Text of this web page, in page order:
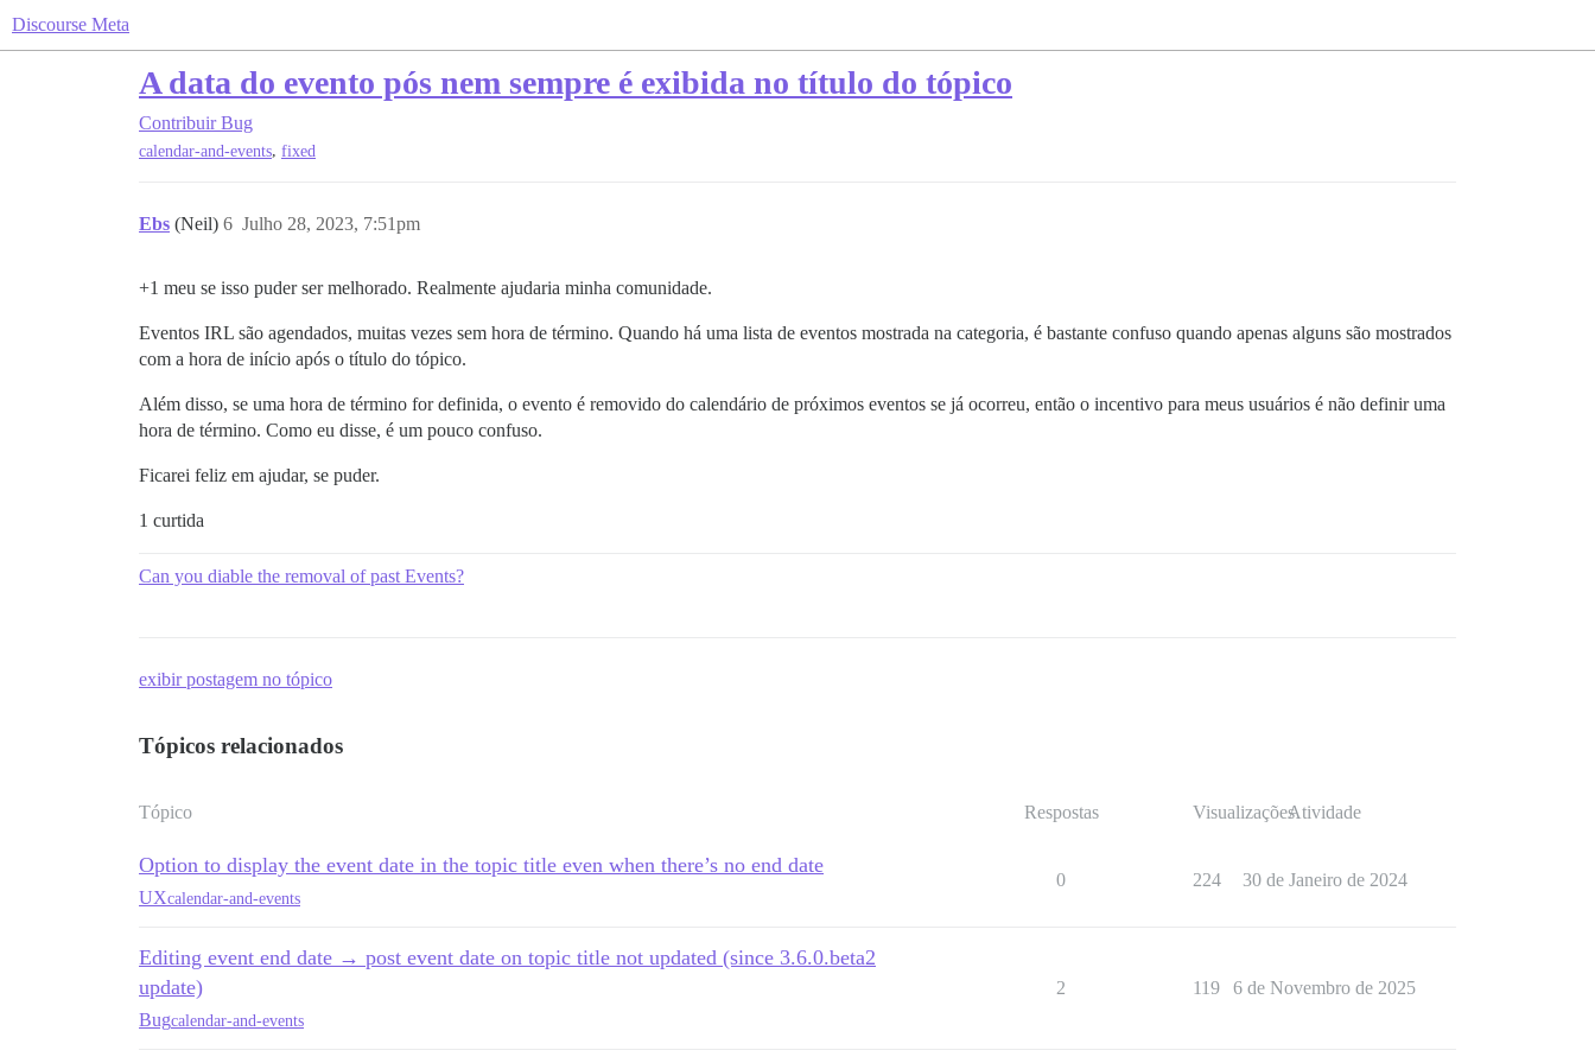
Discourse Meta
A data do evento pós nem sempre é exibida no título do tópico
Contribuir Bug
calendar-and-events, fixed
Ebs (Neil) Julho 28, 2023, 7:51pm
6
+1 meu se isso puder ser melhorado. Realmente ajudaria minha comunidade.
Eventos IRL são agendados, muitas vezes sem hora de término. Quando há uma lista de eventos mostrada na categoria, é bastante confuso quando apenas alguns são mostrados
com a hora de início após o título do tópico.
Além disso, se uma hora de término for definida, o evento é removido do calendário de próximos eventos se já ocorreu, então o incentivo para meus usuários é não definir uma
hora de término. Como eu disse, é um pouco confuso.
Ficarei feliz em ajudar, se puder.
1 curtida
Can you diable the removal of past Events?
exibir postagem no tópico
Tópicos relacionados
Tópico Respostas VisualizaçõesAtividade
Option to display the event date in the topic title even when there’s no end date
UXcalendar-and-events
0 224 30 de Janeiro de 2024
Editing event end date → post event date on topic title not updated (since 3.6.0.beta2
update)
Bugcalendar-and-events
2 119 6 de Novembro de 2025